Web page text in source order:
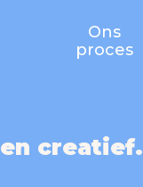
Ons
proces
creatief.